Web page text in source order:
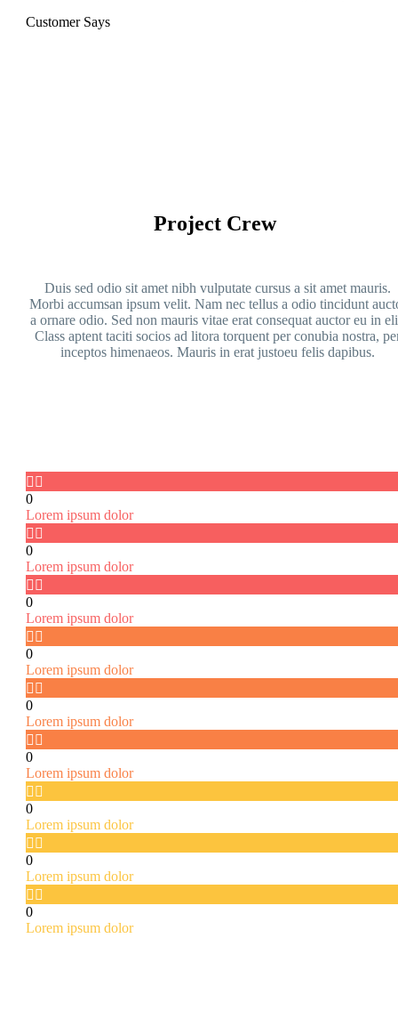
Customer Says
Project Crew
Duis sed odio sit amet nibh vulputate cursus a sit amet mauris.
Morbi accumsan ipsum velit. Nam nec tellus a odio tincidunt
a ornare odio. Sed non mauris vitae erat consequat auctor eu in
Class aptent taciti socios ad litora torquent per conubia nostra,
inceptos himenaeos. Mauris in erat justoeu felis dapibus.
 
0
Lorem ipsum dolor
 
0
Lorem ipsum dolor
 
0
Lorem ipsum dolor
 
0
Lorem ipsum dolor
 
0
Lorem ipsum dolor
 
0
Lorem ipsum dolor
 
0
Lorem ipsum dolor
 
0
Lorem ipsum dolor
 
0
Lorem ipsum dolor